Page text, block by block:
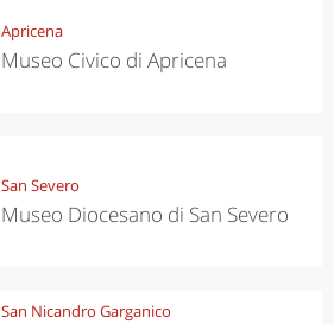
Apricena
Museo Civico di Apricena
San Severo
Museo Diocesano di San Severo
San Nicandro Garganico